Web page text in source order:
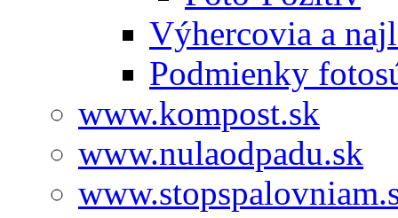
Výhercovia a
Podmienky
www.kompost.sk
www.nulaodpadu.sk